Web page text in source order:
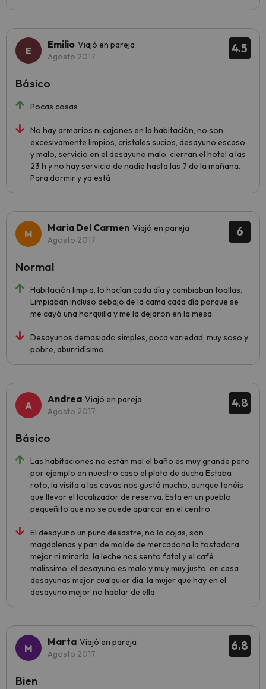
4.5
Emilio Viajó en pareja
Agosto 2017
Pocas cosas
No hay armarios ni cajones en la habitación, no son
excesivamente limpios, cristales sucios, desayuno escaso
y malo, servicio en el desayuno malo, cierran el hotel a las
23 h y no hay servicio de nadie hasta las 7 de la mañana.
Para dormir y ya está
Básico
6
Maria Del Carmen Viajó en pareja
Agosto 2017
Habitación limpia, lo hacían cada día y cambiaban toallas.
Limpiaban incluso debajo de la cama cada día porque se
me cayó una horquilla y me la dejaron en la mesa.
Desayunos demasiado simples, poca variedad, muy soso y
pobre, aburridísimo.
Normal
4.8
Andrea Viajó en pareja
Agosto 2017
Las habitaciones no están mal el baño es muy grande pero
por ejemplo en nuestro caso el plato de ducha Estaba
roto, la visita a las cavas nos gustó mucho, aunque tenéis
que llevar el localizador de reserva. Esta en un pueblo
pequeñito que no se puede aparcar en el centro
El desayuno un puro desastre, no lo cojas, son
magdalenas y pan de molde de mercadona la tostadora
mejor ni mirarla, la leche nos sento fatal y el café
malissimo, el desayuno es malo y muy muy justo, en casa
desayunas mejor cualquier día, la mujer que hay en el
desayuno mejor no hablar de ella.
Básico
6.8
Marta Viajó en pareja
Agosto 2017
Bien